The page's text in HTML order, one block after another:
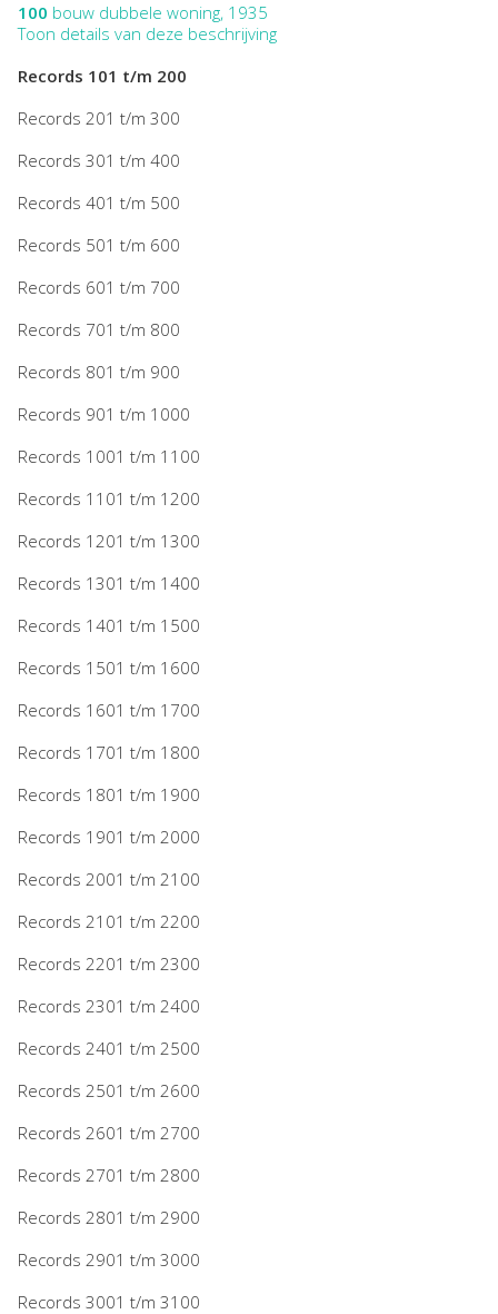
100 bouw dubbele woning, 1935
Toon details van deze beschrijving
Records 101 t/m 200
Records 201 t/m 300
Records 301 t/m 400
Records 401 t/m 500
Records 501 t/m 600
Records 601 t/m 700
Records 701 t/m 800
Records 801 t/m 900
Records 901 t/m 1000
Records 1001 t/m 1100
Records 1101 t/m 1200
Records 1201 t/m 1300
Records 1301 t/m 1400
Records 1401 t/m 1500
Records 1501 t/m 1600
Records 1601 t/m 1700
Records 1701 t/m 1800
Records 1801 t/m 1900
Records 1901 t/m 2000
Records 2001 t/m 2100
Records 2101 t/m 2200
Records 2201 t/m 2300
Records 2301 t/m 2400
Records 2401 t/m 2500
Records 2501 t/m 2600
Records 2601 t/m 2700
Records 2701 t/m 2800
Records 2801 t/m 2900
Records 2901 t/m 3000
Records 3001 t/m 3100